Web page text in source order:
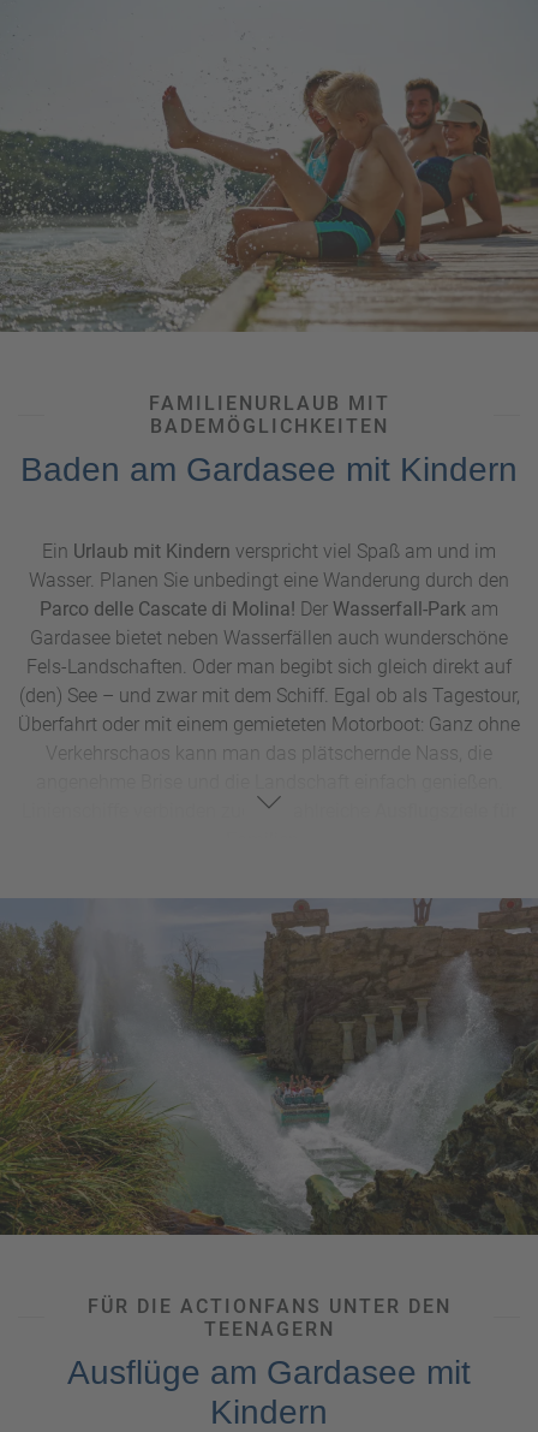
Familienurlaub
Agriturismo
– Urlaub auf dem Land bei einem
landwirtschaftlichen Betrieb mit Gästezimmern und
Appartements. Aus der eigenen Produktion stammen auch
viele der authentischen Spezialitäten, die hier aufgetischt
werden. DasAgriturismo Le Caldane in Colà di Laziseetwa
ist sehr kinderfreundlich – es gibt einen Spielplatz – und ist
bekannt für seine Hausmannskost.
FAMILIENURLAUB MIT
BADEMÖGLICHKEITEN
Baden am Gardasee mit Kindern
Ein Urlaub mit Kindern verspricht viel Spaß am und im
Wasser. Planen Sie unbedingt eine Wanderung durch den
Parco delle Cascate di Molina! Der Wasserfall-Park am
Gardasee bietet neben Wasserfällen auch wunderschöne
Fels-Landschaften. Oder man begibt sich gleich direkt auf
(den) See – und zwar mit dem Schiff. Egal ob als Tagestour,
Überfahrt oder mit einem gemieteten Motorboot: Ganz ohne
Verkehrschaos kann man das plätschernde Nass, die
Linienschiffe verbinden zudem zahlreiche
Westufer des Gardasees mit demGiardino Botanico bei
Gardone.
Der Mix aus botanischem Garten, Park mit
Wasserspielen und Skulpturen von Künstlern wie Keith
Haring oder Joan Miró, fasziniert Jung und Alt.
Der Gardasee lädt aber auch zu vielen Wassersportarten
ein, zum Beispiel
Windsurfen, Kanufahren oder Stand-Up-
Paddling.Ein einmaliges Abenteuer für die ganze Familie
ist dasFamily Canyoning,
eine Canyoningtour mit Kindern.
Diese sportlichen Aktivitäten können Sie bei Ihrer
Reisebuchung gleich mit dazubuchen. Wir beraten Sie
gern!
Suchen Sie doch auf unserer Online-Buchungsplattform
ganz bequem von zuhause aus nach einer passenden
Unterkunft!
FÜR DIE ACTIONFANS UNTER DEN
TEENAGERN
Ausflüge am Gardasee mit
Kindern